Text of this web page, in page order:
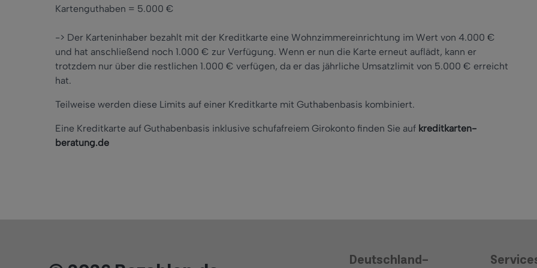
Kartenguthaben = 5.000 €
-> Der Karteninhaber bezahlt mit der Kreditkarte eine Wohnzimmereinrichtung im Wert von 4.000 €
und hat anschließend noch 1.000 € zur Verfügung. Wenn er nun die Karte erneut auflädt, kann er
trotzdem nur über die restlichen 1.000 € verfügen, da er das jährliche Umsatzlimit von 5.000 € erreicht
hat.
Teilweise werden diese Limits auf einer Kreditkarte mit Guthabenbasis kombiniert.
Eine Kreditkarte auf Guthabenbasis inklusive schufafreiem Girokonto finden Sie auf kreditkarten-
beratung.de
Deutschland-